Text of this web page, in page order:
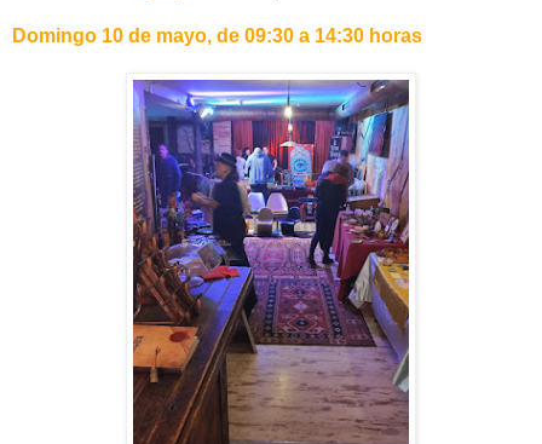
Domingo 10 de mayo, de 09:30 a 14:30 horas